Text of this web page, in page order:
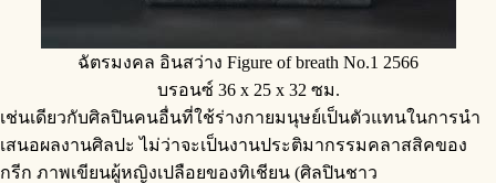
ฉัตรมงคล อินสว่าง Figure of breath No.1 2566
บรอนซ์ 36 x 25 x 32 ซม.
เช่นเดียวกับศิลปินคนอื่นที่ใช้ร่างกายมนุษย์เป็นตัวแทนในการนำ
เสนอผลงานศิลปะ ไม่ว่าจะเป็นงานประติมากรรมคลาสสิคของ
กรีก ภาพเขียนผู้หญิงเปลือยของทิเชียน (ศิลปินชาว